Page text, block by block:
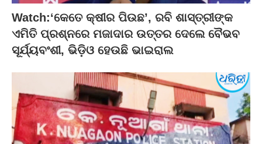
Watch:‘କେତେ କ୍ଷୀର ପିଉଛ’, ରବି ଶାସ୍ତ୍ରୀଙ୍କ
ଏମିତି ପ୍ରଶ୍ନରେ ମଜାଦାର ଉତ୍ତର ଦେଲେ ବୈଭବ
ସୂର୍ଯ୍ୟବଂଶୀ, ଭିଡ଼ିଓ ହେଉଛି ଭାଇରାଲ